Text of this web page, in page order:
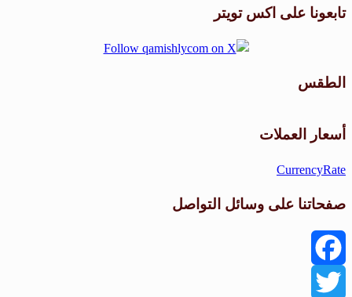
تابعونا على اكس تويتر
الطقس
أسعار العملات
CurrencyRate
صفحاتنا على وسائل التواصل
Facebook